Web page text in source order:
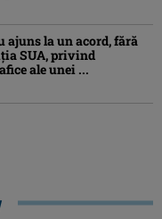
ajuns la un acord, fără
SUA, privind
ale unei ...